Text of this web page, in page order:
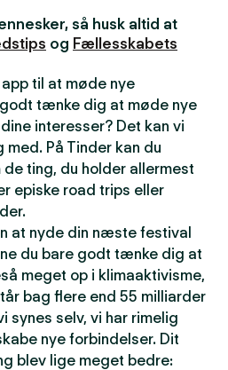
så husk altid at
og Fællesskabets
til at møde nye
godt tænke dig at møde nye
interesser? Det kan vi
På Tinder kan du
ting, du holder allermest
episke road trips eller
at nyde din næste festival
du bare godt tænke dig at
meget op i klimaaktivisme,
bag flere end 55 milliarder
synes selv, vi har rimelig
nye forbindelser. Dit
blev lige meget bedre: